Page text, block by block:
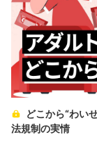
どこから“わい
法規制の実情